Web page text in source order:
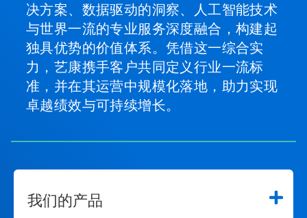
决方案、数据驱动的洞察、人工智能技术
与世界一流的专业服务深度融合，构建起
独具优势的价值体系。凭借这一综合实
力，艺康携手客户共同定义行业一流标
准，并在其运营中规模化落地，助力实现
卓越绩效与可持续增长。
我们的产品